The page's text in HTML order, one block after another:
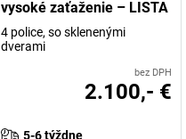
vysoké zaťaženie – LISTA
4 police, so sklenenými
dverami
bez DPH
2.100,- €
5-6 týždne